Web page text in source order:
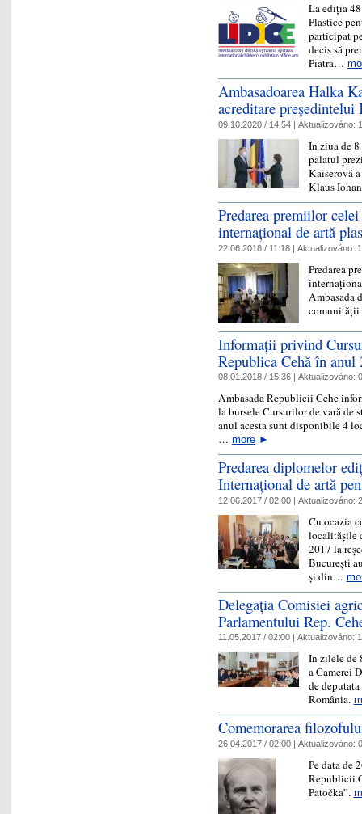
La ediția
Plastice
participat
decis să
Piatra…
Ambasadoarea Halka
acreditare președintelui
09.10.2020 / 14:54 | Aktualizováno:
În ziua de
palatul
Kaiserová
Klaus
Predarea premiilor
internațional de artă
22.06.2018 / 11:18 | Aktualizováno:
Predarea
Ambasada
comunității
Informații privind
Republica Cehă în
08.01.2018 / 15:36 | Aktualizováno:
Ambasada Republicii Cehe
la bursele Cursurilor de vară de
anul acesta sunt disponibile 4
… more ►
Predarea diplomelor
Internațional de artă
12.06.2017 / 02:00 | Aktualizováno:
Cu ocazia
localitășile
2017 la
București
și din…
Delegaţia Comisiei
Parlamentului Rep.
11.05.2017 / 02:00 | Aktualizováno:
In zilele de
a Camerei
de
România.
Comemorarea
26.04.2017 / 02:00 | Aktualizováno:
Pe data de
Republicii
Patočka”.